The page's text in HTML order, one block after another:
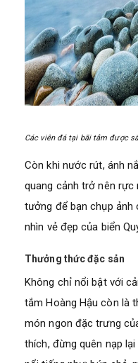
Các viên đá tại bãi tắm được
Còn khi nước rút, ánh
quang cảnh trở nên
tưởng để bạn chụp ảnh
nhìn vẻ đẹp của biển
Thưởng thức đặc sản
Không chỉ nổi bật với
tắm Hoàng Hậu còn là
món ngon đặc trưng
thích, đừng quên nạp